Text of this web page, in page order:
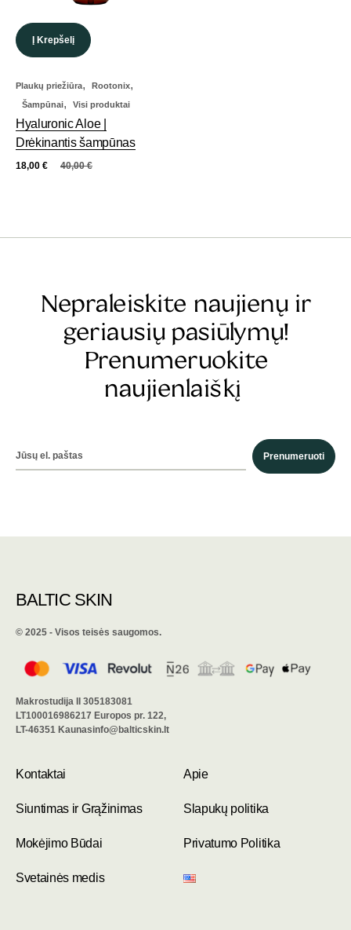
Į Krepšelį
Plaukų priežiūra, Rootonix,
Šampūnai, Visi produktai
Hyaluronic Aloe |
Drėkinantis šampūnas
40,00€
18,00 €
Nepraleiskite naujienų ir
geriausių pasiūlymų!
Prenumeruokite
naujienlaiškį
Prenumeruoti
BALTIC SKIN
©️ 2025 - Visos teisės saugomos.
Kontaktai Apie
Siuntimas ir Grąžinimas Slapukų politika
Mokėjimo Būdai Privatumo Politika
Svetainės medis
Makrostudija II 305183081
LT100016986217 Europos pr. 122,
LT-46351 Kaunasinfo@balticskin.lt